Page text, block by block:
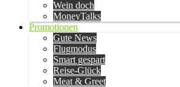
Wein doch
MoneyTalks
Promotionen
Gute News
Flugmodus
Smart gespart
Reise-Glück
Meat & Greet